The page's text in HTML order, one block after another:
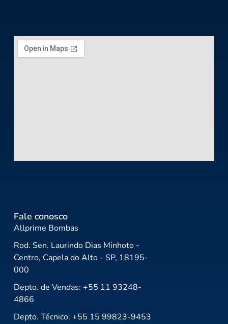
Fale conosco
Allprime Bombas
Rod. Sen. Laurindo Dias Minhoto -
Centro, Capela do Alto - SP, 18195-
000
Depto. de Vendas: +55 11 93248-
4866
Depto. Técnico: +55 15 99823-9453